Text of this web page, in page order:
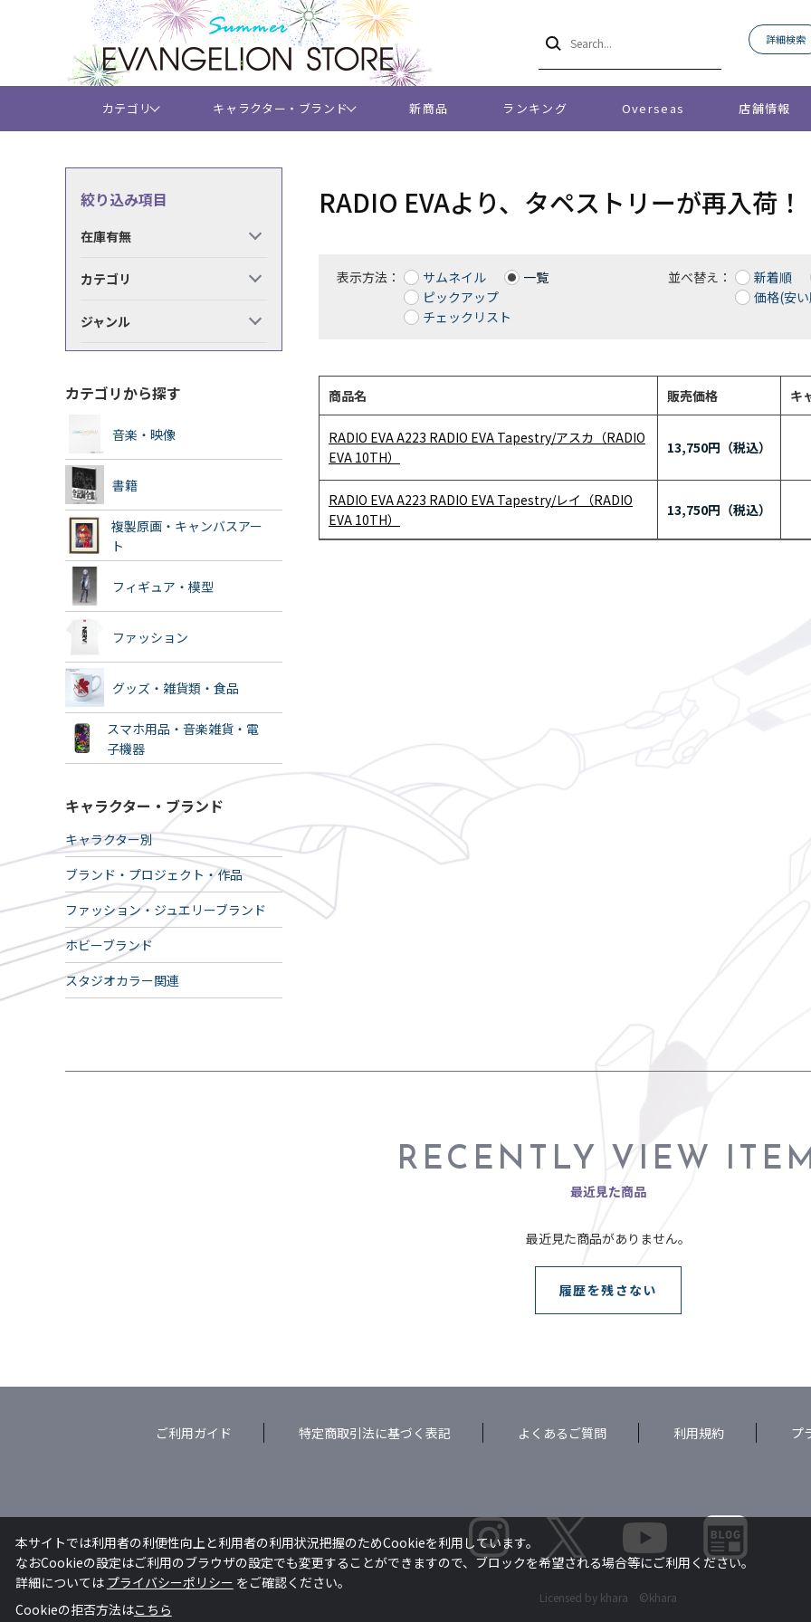
詳細検索
カテゴリ キャラクター・ブランド 新商品 ランキング Overseas 店舗情報
絞り込み項目
在庫有無
カテゴリ
ジャンル
カテゴリから探す
音楽・映像
書籍
複製原画・キャンバスアー
ト
フィギュア・模型
ファッション
グッズ・雑貨類・食品
スマホ用品・音楽雑貨・電
子機器
キャラクター・ブランド
キャラクター別
ブランド・プロジェクト・作品
ファッション・ジュエリーブランド
ホビーブランド
スタジオカラー関連
RADIO EVAより、タペストリーが再入荷！
表示方法： サムネイル
一覧
ピックアップ
チェックリスト
並べ替え：
新着順
価格(安
商品名 販売価格 キ
RADIO EVA A223 RADIO EVA Tapestry/アスカ（RADIO
EVA 10TH）
13,750円
RADIO EVA A223 RADIO EVA Tapestry/レイ（RADIO
EVA 10TH）
13,750円
RECENTLY VIEW
最近見た商品
最近見た商品がありません。
履歴を残さない
ご利用ガイド 特定商取引法に基づく表記 よくあるご質問 利用規約 プ
Licensed by khara ©khara
本サイトでは利用者の利便性向上と利用者の利用状況把握のためCookieを利用しています。
なおCookieの設定はご利用のブラウザの設定でも変更することができますので、ブロックを希望される場合等にご利用ください。
詳細については プライバシーポリシー をご確認ください。
Cookieの拒否方法はこちら